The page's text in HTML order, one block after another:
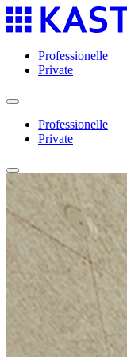
Professionelle​​​​‌ ‍ ​‍​‍‌‍ ‌ ​‍‌‍‍‌‌‍‌ ‌‍‍‌‌‍ ‍​‍​‍​ ‍‍​‍​‍‌ ​ ‌‍​‌‌‍ ‍‌‍‍‌‌ ‌​‌ ‍‌​‍ ‍‌‍‍‌‌‍ ​‍​‍​‍ ​​‍​‍‌‍‍​‌ ​‍‌‍‌‌‌‍‌‍​‍​‍​ ‍‍​‍​‍‌‍‍​‌ ‌​‌ ‌​‌ ​​‌ ​ ​ ‍‍​‍ ​‍ ‌‍‍ ‌‍​‌‌ ​ ‌ ‌​‌ ​‍‌ ‌‌‌ ​​‌ ‌‍‌‍‍‌‌‍ ‍‌‍‌​‌ ‌‌‌‍‌‌‌ ‌​​‍ ‍‌ ​ ‌‍​‌‌‍ ‍‌‍‍‌‌ ‌​‌ ‍‌​‍ ‍‌ ​ ‌ ‌​‌ ‌‌‌‍‌​‌‍‍‌‌‍ ​‍ ‌‍‍‌‌‍ ‍‌ ‌​‌‍‌‌‌‍ ‍‌ ‌​​‍ ‌‍‌‌‌‍‌​‌‍‍‌‌ ‌​​‍ ‌‍ ‌‌‍ ‌‍‌​‌‍‌‌​ ‌‌ ​​‌ ​‍‌‍‌‌‌ ​ ‌‍‌‌‌‍ ‍‌ ‌​‌‍​‌‌ ‌​‌‍‍‌‌‍ ‌‍ ‍​ ‍ ‌‍‍‌‌‍‌​​ ‌‌‍ ‍‌‍​‌‌ ‌‍‌‍‍‌‌‍‌ ‌‍​‌‌ ‌​‌‍‍‌‌‍ ‌‍ ‍​ ‍ ‌ ‌​‌ ‍‌‌ ​​‌‍‌‌​ ‌‌‍ ‍‌‍​‌‌ ‌‍‌‍‍‌‌‍‌ ‌‍​‌‌ ‌​‌‍‍‌‌‍ ‌‍ ‍​ ‍ ‌ ​​‌‍​‌‌ ‌​‌‍‍​​ ‌‌‍ ‌‌‍ ‌ ​‍‌‍‌‌‌​ ​‌‍‍‌‌‍ ‍‌‍‍ ‌ ​ ​‍‌‌​ ‌‌‌​​‍‌‌ ‌‍‍ ‌‍‌‌‌ ‍‌​‍‌‌​ ​ ‌​‌​​‍‌‌​ ​ ‌​‌​​‍‌‌​ ​‍​ ​‍‌‍‌​‌‍‌​‌‍​‍​ ​‌​ ‍‌​ ​‌​ ​‍​ ‌ ‌‍‌​​ ‌ ​ ‌‌​ ‍​​‍‌‌​ ​‍​ ​‍​‍‌‌​ ‌‌‌​‌​​‍ ‍‌‍ ​‌‍​‌‌‍​‍‌‍‌‌‌‍ ​​ ‌‍​‍‌‍​‌‌ ​ ‌‍‌‌‌‌‌‌‌ ​‍‌‍ ​​ ‌‌‍‍​‌ ‌​‌ ‌​‌ ​​‌ ​ ​‍‌‌​ ​ ‌​​‌​‍‌‌​ ​‍‌​‌‍​‍‌‌​ ​‍‌​‌‍‌‍‍ ‌‍​‌‌ ​ ‌ ‌​‌ ​‍‌ ‌‌‌ ​​‌ ‌‍‌‍‍‌‌‍ ‍‌‍‌​‌ ‌‌‌‍‌‌‌ ‌​​‍ ‍‌ ​ ‌‍​‌‌‍ ‍‌‍‍‌‌ ‌​‌ ‍‌​‍ ‍‌ ​ ‌ ‌​‌ ‌‌‌‍‌​‌‍‍‌‌‍ ​‍‌‍‌‍‍‌‌‍‌​​ ‌‌‍ ‍‌‍​‌‌ ‌‍‌‍‍‌‌‍‌ ‌‍​‌‌ ‌​‌‍‍‌‌‍ ‌‍ ‍​‍‌‍‌ ‌​‌ ‍‌‌ ​​‌‍‌‌​ ‌‌‍ ‍‌‍​‌‌ ‌‍‌‍‍‌‌‍‌ ‌‍​‌‌ ‌​‌‍‍‌‌‍ ‌‍ ‍​‍‌‍‌ ​​‌‍​‌‌ ‌​‌‍‍​​ ‌‌‍ ‌‌‍ ‌ ​‍‌‍‌‌‌​ ​‌‍‍‌‌‍ ‍‌‍‍ ‌ ​ ​‍‌‌​ ‌‌‌​​‍‌‌ ‌‍‍ ‌‍‌‌‌ ‍‌​‍‌‌​ ​ ‌​‌​​‍‌‌​ ​ ‌​‌​​‍‌‌​ ​‍​ ​‍‌‍‌​‌‍‌​‌‍​‍​ ​‌​ ‍‌​ ​‌​ ​‍​ ‌ ‌‍‌​​ ‌ ​ ‌‌​ ‍​​‍‌‌​ ​‍​ ​‍​‍‌‌​ ‌‌‌​‌​​‍ ‍‌‍ ​‌‍​‌‌‍​‍‌‍‌‌‌‍ ​​‍‌‍‌ ​​‌‍‌‌‌ ​‍‌ ​ ‌ ​​‌‍‌‌‌‍​ ‌ ‌​‌‍‍‌‌ ‌‍‌‍‌‌​ ‌‌ ​​‌ ‌‌‌‍​‍‌‍ ​‌‍‍‌‌ ​ ‌‍‍​‌‍‌‌‌‍‌​​‍​‍‌ ‌
Private​​​​‌ ‍ ​‍​‍‌‍ ‌ ​‍‌‍‍‌‌‍‌ ‌‍‍‌‌‍ ‍​‍​‍​ ‍‍​‍​‍‌ ​ ‌‍​‌‌‍ ‍‌‍‍‌‌ ‌​‌ ‍‌​‍ ‍‌‍‍‌‌‍ ​‍​‍​‍ ​​‍​‍‌‍‍​‌ ​‍‌‍‌‌‌‍‌‍​‍​‍​ ‍‍​‍​‍‌‍‍​‌ ‌​‌ ‌​‌ ​​‌ ​ ​ ‍‍​‍ ​‍ ‌‍‍ ‌‍​‌‌ ​ ‌ ‌​‌ ​‍‌ ‌‌‌ ​​‌ ‌‍‌‍‍‌‌‍ ‍‌‍‌​‌ ‌‌‌‍‌‌‌ ‌​​‍ ‍‌ ​ ‌‍​‌‌‍ ‍‌‍‍‌‌ ‌​‌ ‍‌​‍ ‍‌ ​ ‌ ‌​‌ ‌‌‌‍‌​‌‍‍‌‌‍ ​‍ ‌‍‍‌‌‍ ‍‌ ‌​‌‍‌‌‌‍ ‍‌ ‌​​‍ ‌‍‌‌‌‍‌​‌‍‍‌‌ ‌​​‍ ‌‍ ‌‌‍ ‌‍‌​‌‍‌‌​ ‌‌ ​​‌ ​‍‌‍‌‌‌ ​ ‌‍‌‌‌‍ ‍‌ ‌​‌‍​‌‌ ‌​‌‍‍‌‌‍ ‌‍ ‍​ ‍ ‌‍‍‌‌‍‌​​ ‌‌‍ ‍‌‍​‌‌ ‌‍‌‍‍‌‌‍‌ ‌‍​‌‌ ‌​‌‍‍‌‌‍ ‌‍ ‍​ ‍ ‌ ‌​‌ ‍‌‌ ​​‌‍‌‌​ ‌‌‍ ‍‌‍​‌‌ ‌‍‌‍‍‌‌‍‌ ‌‍​‌‌ ‌​‌‍‍‌‌‍ ‌‍ ‍​ ‍ ‌ ​​‌‍​‌‌ ‌​‌‍‍​​ ‌‌‍ ‌‌‍ ‌ ​‍‌‍‌‌‌​ ​‌‍‍‌‌‍ ‍‌‍‍ ‌ ​ ​‍‌‌​ ‌‌‌​​‍‌‌ ‌‍‍ ‌‍‌‌‌ ‍‌​‍‌‌​ ​ ‌​‌​​‍‌‌​ ​ ‌​‌​​‍‌‌​ ​‍​ ​‍‌‍‌​​ ‌ ‌‍‌‍‌‍‌‍‌‍‌​‌‍​‌​ ‌‌​ ​ ​ ‌ ​ ​​​ ‌‌​ ‌ ​‍‌‌​ ​‍​ ​‍​‍‌‌​ ‌‌‌​‌​​‍ ‍‌‍ ​‌‍​‌‌‍​‍‌‍‌‌‌‍ ​​ ‌‍​‍‌‍​‌‌ ​ ‌‍‌‌‌‌‌‌‌ ​‍‌‍ ​​ ‌‌‍‍​‌ ‌​‌ ‌​‌ ​​‌ ​ ​‍‌‌​ ​ ‌​​‌​‍‌‌​ ​‍‌​‌‍​‍‌‌​ ​‍‌​‌‍‌‍‍ ‌‍​‌‌ ​ ‌ ‌​‌ ​‍‌ ‌‌‌ ​​‌ ‌‍‌‍‍‌‌‍ ‍‌‍‌​‌ ‌‌‌‍‌‌‌ ‌​​‍ ‍‌ ​ ‌‍​‌‌‍ ‍‌‍‍‌‌ ‌​‌ ‍‌​‍ ‍‌ ​ ‌ ‌​‌ ‌‌‌‍‌​‌‍‍‌‌‍ ​‍‌‍‌‍‍‌‌‍‌​​ ‌‌‍ ‍‌‍​‌‌ ‌‍‌‍‍‌‌‍‌ ‌‍​‌‌ ‌​‌‍‍‌‌‍ ‌‍ ‍​‍‌‍‌ ‌​‌ ‍‌‌ ​​‌‍‌‌​ ‌‌‍ ‍‌‍​‌‌ ‌‍‌‍‍‌‌‍‌ ‌‍​‌‌ ‌​‌‍‍‌‌‍ ‌‍ ‍​‍‌‍‌ ​​‌‍​‌‌ ‌​‌‍‍​​ ‌‌‍ ‌‌‍ ‌ ​‍‌‍‌‌‌​ ​‌‍‍‌‌‍ ‍‌‍‍ ‌ ​ ​‍‌‌​ ‌‌‌​​‍‌‌ ‌‍‍ ‌‍‌‌‌ ‍‌​‍‌‌​ ​ ‌​‌​​‍‌‌​ ​ ‌​‌​​‍‌‌​ ​‍​ ​‍‌‍‌​​ ‌ ‌‍‌‍‌‍‌‍‌‍‌​‌‍​‌​ ‌‌​ ​ ​ ‌ ​ ​​​ ‌‌​ ‌ ​‍‌‌​ ​‍​ ​‍​‍‌‌​ ‌‌‌​‌​​‍ ‍‌‍ ​‌‍​‌‌‍​‍‌‍‌‌‌‍ ​​‍‌‍‌ ​​‌‍‌‌‌ ​‍‌ ​ ‌ ​​‌‍‌‌‌‍​ ‌ ‌​‌‍‍‌‌ ‌‍‌‍‌‌​ ‌‌ ​​‌ ‌‌‌‍​‍‌‍ ​‌‍‍‌‌ ​ ‌‍‍​‌‍‌‌‌‍‌​​‍​‍‌ ‌
Professionelle​​​​‌ ‍ ​‍​‍‌‍ ‌ ​‍‌‍‍‌‌‍‌ ‌‍‍‌‌‍ ‍​‍​‍​ ‍‍​‍​‍‌ ​ ‌‍​‌‌‍ ‍‌‍‍‌‌ ‌​‌ ‍‌​‍ ‍‌‍‍‌‌‍ ​‍​‍​‍ ​​‍​‍‌‍‍​‌ ​‍‌‍‌‌‌‍‌‍​‍​‍​ ‍‍​‍​‍‌‍‍​‌ ‌​‌ ‌​‌ ​​‌ ​ ​ ‍‍​‍ ​‍ ‌‍‍ ‌‍​‌‌ ​ ‌ ‌​‌ ​‍‌ ‌‌‌ ​​‌ ‌‍‌‍‍‌‌‍ ‍‌‍‌​‌ ‌‌‌‍‌‌‌ ‌​​‍ ‍‌ ​ ‌‍​‌‌‍ ‍‌‍‍‌‌ ‌​‌ ‍‌​‍ ‍‌ ​ ‌ ‌​‌ ‌‌‌‍‌​‌‍‍‌‌‍ ​‍ ‌‍‍‌‌‍ ‍‌ ‌​‌‍‌‌‌‍ ‍‌ ‌​​‍ ‌‍‌‌‌‍‌​‌‍‍‌‌ ‌​​‍ ‌‍ ‌‌‍ ‌‍‌​‌‍‌‌​ ‌‌ ​​‌ ​‍‌‍‌‌‌ ​ ‌‍‌‌‌‍ ‍‌ ‌​‌‍​‌‌ ‌​‌‍‍‌‌‍ ‌‍ ‍​ ‍ ‌‍‍‌‌‍‌​​ ‌‌‍ ‍‌‍​‌‌ ‌‍‌‍‍‌‌‍‌ ‌‍​‌‌ ‌​‌‍‍‌‌‍ ‌‍ ‍​ ‍ ‌ ‌​‌ ‍‌‌ ​​‌‍‌‌​ ‌‌‍ ‍‌‍​‌‌ ‌‍‌‍‍‌‌‍‌ ‌‍​‌‌ ‌​‌‍‍‌‌‍ ‌‍ ‍​ ‍ ‌ ​​‌‍​‌‌ ‌​‌‍‍​​ ‌‌‍ ‌‌‍ ‌ ​‍‌‍‌‌‌​ ​‌‍‍‌‌‍ ‍‌‍‍ ‌ ​ ​‍‌‌​ ‌‌‌​​‍‌‌ ‌‍‍ ‌‍‌‌‌ ‍‌​‍‌‌​ ​ ‌​‌​​‍‌‌​ ​ ‌​‌​​‍‌‌​ ​‍​ ​‍‌‍‌​‌‍‌​‌‍​‍​ ​‌​ ‍‌​ ​‌​ ​‍​ ‌ ‌‍‌​​ ‌ ​ ‌‌​ ‍​​‍‌‌​ ​‍​ ​‍​‍‌‌​ ‌‌‌​‌​​‍ ‍‌‍ ​‌‍​‌‌‍​‍‌‍‌‌‌‍ ​​ ‌‍​‍‌‍​‌‌ ​ ‌‍‌‌‌‌‌‌‌ ​‍‌‍ ​​ ‌‌‍‍​‌ ‌​‌ ‌​‌ ​​‌ ​ ​‍‌‌​ ​ ‌​​‌​‍‌‌​ ​‍‌​‌‍​‍‌‌​ ​‍‌​‌‍‌‍‍ ‌‍​‌‌ ​ ‌ ‌​‌ ​‍‌ ‌‌‌ ​​‌ ‌‍‌‍‍‌‌‍ ‍‌‍‌​‌ ‌‌‌‍‌‌‌ ‌​​‍ ‍‌ ​ ‌‍​‌‌‍ ‍‌‍‍‌‌ ‌​‌ ‍‌​‍ ‍‌ ​ ‌ ‌​‌ ‌‌‌‍‌​‌‍‍‌‌‍ ​‍‌‍‌‍‍‌‌‍‌​​ ‌‌‍ ‍‌‍​‌‌ ‌‍‌‍‍‌‌‍‌ ‌‍​‌‌ ‌​‌‍‍‌‌‍ ‌‍ ‍​‍‌‍‌ ‌​‌ ‍‌‌ ​​‌‍‌‌​ ‌‌‍ ‍‌‍​‌‌ ‌‍‌‍‍‌‌‍‌ ‌‍​‌‌ ‌​‌‍‍‌‌‍ ‌‍ ‍​‍‌‍‌ ​​‌‍​‌‌ ‌​‌‍‍​​ ‌‌‍ ‌‌‍ ‌ ​‍‌‍‌‌‌​ ​‌‍‍‌‌‍ ‍‌‍‍ ‌ ​ ​‍‌‌​ ‌‌‌​​‍‌‌ ‌‍‍ ‌‍‌‌‌ ‍‌​‍‌‌​ ​ ‌​‌​​‍‌‌​ ​ ‌​‌​​‍‌‌​ ​‍​ ​‍‌‍‌​‌‍‌​‌‍​‍​ ​‌​ ‍‌​ ​‌​ ​‍​ ‌ ‌‍‌​​ ‌ ​ ‌‌​ ‍​​‍‌‌​ ​‍​ ​‍​‍‌‌​ ‌‌‌​‌​​‍ ‍‌‍ ​‌‍​‌‌‍​‍‌‍‌‌‌‍ ​​‍‌‍‌ ​​‌‍‌‌‌ ​‍‌ ​ ‌ ​​‌‍‌‌‌‍​ ‌ ‌​‌‍‍‌‌ ‌‍‌‍‌‌​ ‌‌ ​​‌ ‌‌‌‍​‍‌‍ ​‌‍‍‌‌ ​ ‌‍‍​‌‍‌‌‌‍‌​​‍​‍‌ ‌
Private​​​​‌ ‍ ​‍​‍‌‍ ‌ ​‍‌‍‍‌‌‍‌ ‌‍‍‌‌‍ ‍​‍​‍​ ‍‍​‍​‍‌ ​ ‌‍​‌‌‍ ‍‌‍‍‌‌ ‌​‌ ‍‌​‍ ‍‌‍‍‌‌‍ ​‍​‍​‍ ​​‍​‍‌‍‍​‌ ​‍‌‍‌‌‌‍‌‍​‍​‍​ ‍‍​‍​‍‌‍‍​‌ ‌​‌ ‌​‌ ​​‌ ​ ​ ‍‍​‍ ​‍ ‌‍‍ ‌‍​‌‌ ​ ‌ ‌​‌ ​‍‌ ‌‌‌ ​​‌ ‌‍‌‍‍‌‌‍ ‍‌‍‌​‌ ‌‌‌‍‌‌‌ ‌​​‍ ‍‌ ​ ‌‍​‌‌‍ ‍‌‍‍‌‌ ‌​‌ ‍‌​‍ ‍‌ ​ ‌ ‌​‌ ‌‌‌‍‌​‌‍‍‌‌‍ ​‍ ‌‍‍‌‌‍ ‍‌ ‌​‌‍‌‌‌‍ ‍‌ ‌​​‍ ‌‍‌‌‌‍‌​‌‍‍‌‌ ‌​​‍ ‌‍ ‌‌‍ ‌‍‌​‌‍‌‌​ ‌‌ ​​‌ ​‍‌‍‌‌‌ ​ ‌‍‌‌‌‍ ‍‌ ‌​‌‍​‌‌ ‌​‌‍‍‌‌‍ ‌‍ ‍​ ‍ ‌‍‍‌‌‍‌​​ ‌‌‍ ‍‌‍​‌‌ ‌‍‌‍‍‌‌‍‌ ‌‍​‌‌ ‌​‌‍‍‌‌‍ ‌‍ ‍​ ‍ ‌ ‌​‌ ‍‌‌ ​​‌‍‌‌​ ‌‌‍ ‍‌‍​‌‌ ‌‍‌‍‍‌‌‍‌ ‌‍​‌‌ ‌​‌‍‍‌‌‍ ‌‍ ‍​ ‍ ‌ ​​‌‍​‌‌ ‌​‌‍‍​​ ‌‌‍ ‌‌‍ ‌ ​‍‌‍‌‌‌​ ​‌‍‍‌‌‍ ‍‌‍‍ ‌ ​ ​‍‌‌​ ‌‌‌​​‍‌‌ ‌‍‍ ‌‍‌‌‌ ‍‌​‍‌‌​ ​ ‌​‌​​‍‌‌​ ​ ‌​‌​​‍‌‌​ ​‍​ ​‍‌‍‌​​ ‌ ‌‍‌‍‌‍‌‍‌‍‌​‌‍​‌​ ‌‌​ ​ ​ ‌ ​ ​​​ ‌‌​ ‌ ​‍‌‌​ ​‍​ ​‍​‍‌‌​ ‌‌‌​‌​​‍ ‍‌‍ ​‌‍​‌‌‍​‍‌‍‌‌‌‍ ​​ ‌‍​‍‌‍​‌‌ ​ ‌‍‌‌‌‌‌‌‌ ​‍‌‍ ​​ ‌‌‍‍​‌ ‌​‌ ‌​‌ ​​‌ ​ ​‍‌‌​ ​ ‌​​‌​‍‌‌​ ​‍‌​‌‍​‍‌‌​ ​‍‌​‌‍‌‍‍ ‌‍​‌‌ ​ ‌ ‌​‌ ​‍‌ ‌‌‌ ​​‌ ‌‍‌‍‍‌‌‍ ‍‌‍‌​‌ ‌‌‌‍‌‌‌ ‌​​‍ ‍‌ ​ ‌‍​‌‌‍ ‍‌‍‍‌‌ ‌​‌ ‍‌​‍ ‍‌ ​ ‌ ‌​‌ ‌‌‌‍‌​‌‍‍‌‌‍ ​‍‌‍‌‍‍‌‌‍‌​​ ‌‌‍ ‍‌‍​‌‌ ‌‍‌‍‍‌‌‍‌ ‌‍​‌‌ ‌​‌‍‍‌‌‍ ‌‍ ‍​‍‌‍‌ ‌​‌ ‍‌‌ ​​‌‍‌‌​ ‌‌‍ ‍‌‍​‌‌ ‌‍‌‍‍‌‌‍‌ ‌‍​‌‌ ‌​‌‍‍‌‌‍ ‌‍ ‍​‍‌‍‌ ​​‌‍​‌‌ ‌​‌‍‍​​ ‌‌‍ ‌‌‍ ‌ ​‍‌‍‌‌‌​ ​‌‍‍‌‌‍ ‍‌‍‍ ‌ ​ ​‍‌‌​ ‌‌‌​​‍‌‌ ‌‍‍ ‌‍‌‌‌ ‍‌​‍‌‌​ ​ ‌​‌​​‍‌‌​ ​ ‌​‌​​‍‌‌​ ​‍​ ​‍‌‍‌​​ ‌ ‌‍‌‍‌‍‌‍‌‍‌​‌‍​‌​ ‌‌​ ​ ​ ‌ ​ ​​​ ‌‌​ ‌ ​‍‌‌​ ​‍​ ​‍​‍‌‌​ ‌‌‌​‌​​‍ ‍‌‍ ​‌‍​‌‌‍​‍‌‍‌‌‌‍ ​​‍‌‍‌ ​​‌‍‌‌‌ ​‍‌ ​ ‌ ​​‌‍‌‌‌‍​ ‌ ‌​‌‍‍‌‌ ‌‍‌‍‌‌​ ‌‌ ​​‌ ‌‌‌‍​‍‌‍ ​‌‍‍‌‌ ​ ‌‍‍​‌‍‌‌‌‍‌​​‍​‍‌ ‌